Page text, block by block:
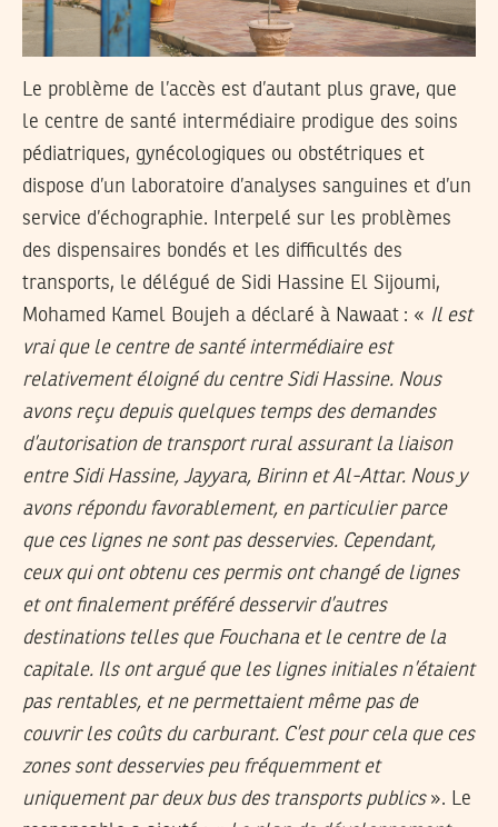
Le problème de l’accès est d’autant plus grave, que
le centre de santé intermédiaire prodigue des soins
pédiatriques, gynécologiques ou obstétriques et
dispose d’un laboratoire d’analyses sanguines et d’un
service d’échographie. Interpelé sur les problèmes
des dispensaires bondés et les difficultés des
transports, le délégué de Sidi Hassine El Sijoumi,
Mohamed Kamel Boujeh a déclaré à Nawaat : « Il est
vrai que le centre de santé intermédiaire est
relativement éloigné du centre Sidi Hassine. Nous
avons reçu depuis quelques temps des demandes
d’autorisation de transport rural assurant la liaison
entre Sidi Hassine, Jayyara, Birinn et Al-Attar. Nous y
avons répondu favorablement, en particulier parce
que ces lignes ne sont pas desservies. Cependant,
ceux qui ont obtenu ces permis ont changé de lignes
et ont finalement préféré desservir d’autres
destinations telles que Fouchana et le centre de la
capitale. Ils ont argué que les lignes initiales n’étaient
pas rentables, et ne permettaient même pas de
couvrir les coûts du carburant. C’est pour cela que ces
zones sont desservies peu fréquemment et
uniquement par deux bus des transports publics». Le